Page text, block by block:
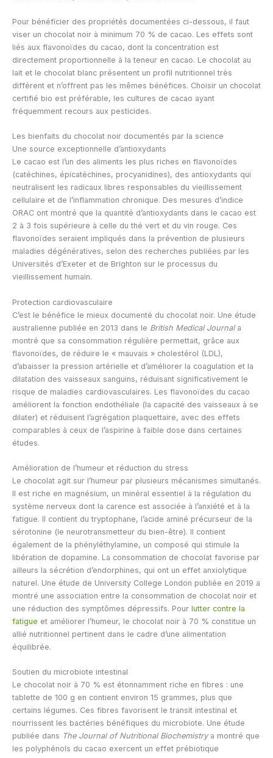
Pour bénéficier des propriétés documentées ci-dessous, il faut
viser un chocolat noir à minimum 70 % de cacao. Les effets sont
liés aux flavonoïdes du cacao, dont la concentration est
directement proportionnelle à la teneur en cacao. Le chocolat au
lait et le chocolat blanc présentent un profil nutritionnel très
différent et n’offrent pas les mêmes bénéfices. Choisir un chocolat
certifié bio est préférable, les cultures de cacao ayant
fréquemment recours aux pesticides.
Les bienfaits du chocolat noir documentés par la science
Une source exceptionnelle d’antioxydants
Le cacao est l’un des aliments les plus riches en flavonoïdes
(catéchines, épicatéchines, procyanidines), des antioxydants qui
neutralisent les radicaux libres responsables du vieillissement
cellulaire et de l’inflammation chronique. Des mesures d’indice
ORAC ont montré que la quantité d’antioxydants dans le cacao est
2 à 3 fois supérieure à celle du thé vert et du vin rouge. Ces
flavonoïdes seraient impliqués dans la prévention de plusieurs
maladies dégénératives, selon des recherches publiées par les
Universités d’Exeter et de Brighton sur le processus du
vieillissement humain.
Protection cardiovasculaire
C’est le bénéfice le mieux documenté du chocolat noir. Une étude
australienne publiée en 2013 dans le British Medical Journala
montré que sa consommation régulière permettait, grâce aux
flavonoïdes, de réduire le « mauvais » cholestérol (LDL),
d’abaisser la pression artérielle et d’améliorer la coagulation et la
dilatation des vaisseaux sanguins, réduisant significativement le
risque de maladies cardiovasculaires. Les flavonoïdes du cacao
améliorent la fonction endothéliale (la capacité des vaisseaux à se
dilater) et réduisent l’agrégation plaquettaire, avec des effets
comparables à ceux de l’aspirine à faible dose dans certaines
études.
Amélioration de l’humeur et réduction du stress
Le chocolat agit sur l’humeur par plusieurs mécanismes simultanés.
Il est riche en magnésium, un minéral essentiel à la régulation du
système nerveux dont la carence est associée à l’anxiété et à la
fatigue. Il contient du tryptophane, l’acide aminé précurseur de la
sérotonine (le neurotransmetteur du bien-être). Il contient
également de la phényléthylamine, un composé qui stimule la
libération de dopamine. La consommation de chocolat favorise par
ailleurs la sécrétion d’endorphines, qui ont un effet anxiolytique
naturel. Une étude de University College London publiée en 2019 a
montré une association entre la consommation de chocolat noir et
une réduction des symptômes dépressifs. Pour lutter contre la
fatigue et améliorer l’humeur, le chocolat noir à 70 % constitue un
allié nutritionnel pertinent dans le cadre d’une alimentation
équilibrée.
Soutien du microbiote intestinal
Le chocolat noir à 70 % est étonnamment riche en fibres : une
tablette de 100 g en contient environ 15 grammes, plus que
certains légumes. Ces fibres favorisent le transit intestinal et
nourrissent les bactéries bénéfiques du microbiote. Une étude
publiée dans The Journal of Nutritional Biochemistrya montré que
les polyphénols du cacao exercent un effet prébiotique